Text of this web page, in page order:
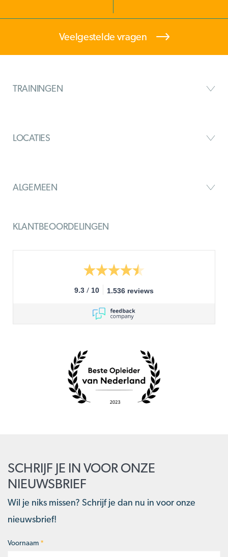
Veelgestelde vragen
TRAININGEN
LOCATIES
ALGEMEEN
KLANTBEOORDELINGEN
9.3 / 10 1.536 reviews
SCHRIJF JE IN VOOR ONZE
NIEUWSBRIEF
Wil je niks missen? Schrijf je dan nu in voor onze
nieuwsbrief!
Naam*
Voornaam *